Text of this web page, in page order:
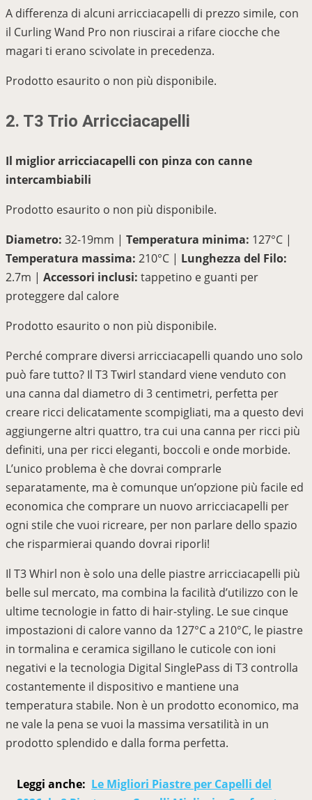
A differenza di alcuni arricciacapelli di prezzo simile, con
il Curling Wand Pro non riuscirai a rifare ciocche che
magari ti erano scivolate in precedenza.
Prodotto esaurito o non più disponibile.
2. T3 Trio Arricciacapelli
Il miglior arricciacapelli con pinza con canne
intercambiabili
Prodotto esaurito o non più disponibile.
Diametro: 32-19mm | Temperatura minima: 127°C |
Temperatura massima: 210°C | Lunghezza del Filo:
2.7m | Accessori inclusi: tappetino e guanti per
proteggere dal calore
Prodotto esaurito o non più disponibile.
Perché comprare diversi arricciacapelli quando uno solo
può fare tutto? Il T3 Twirl standard viene venduto con
una canna dal diametro di 3 centimetri, perfetta per
creare ricci delicatamente scompigliati, ma a questo devi
aggiungerne altri quattro, tra cui una canna per ricci più
definiti, una per ricci eleganti, boccoli e onde morbide.
L’unico problema è che dovrai comprarle
separatamente, ma è comunque un’opzione più facile ed
economica che comprare un nuovo arricciacapelli per
ogni stile che vuoi ricreare, per non parlare dello spazio
che risparmierai quando dovrai riporli!
Il T3 Whirl non è solo una delle piastre arricciacapelli più
belle sul mercato, ma combina la facilità d’utilizzo con le
ultime tecnologie in fatto di hair-styling. Le sue cinque
impostazioni di calore vanno da 127°C a 210°C, le piastre
in tormalina e ceramica sigillano le cuticole con ioni
negativi e la tecnologia Digital SinglePass di T3 controlla
costantemente il dispositivo e mantiene una
temperatura stabile. Non è un prodotto economico, ma
ne vale la pena se vuoi la massima versatilità in un
prodotto splendido e dalla forma perfetta.
Leggi anche: Le Migliori Piastre per Capelli del